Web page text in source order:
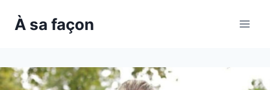
À sa façon